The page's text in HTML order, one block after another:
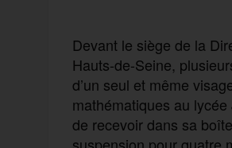
Devant le siège de la
Hauts-de-Seine,
d’un seul et même
mathématiques au
de recevoir dans sa
suspension pour quatre